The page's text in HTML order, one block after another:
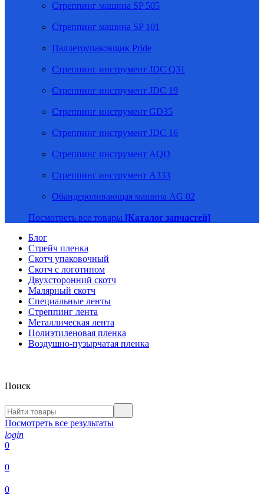
Стреппинг машина SP 505
Стреппинг машина SP 101
Паллетоупаковщик Pride
Стреппинг инструмент JDC Q31
Стреппинг инструмент JDC 19
Стреппинг инструмент GD35
Стреппинг инструмент JDC 16
Стреппинг инструмент AQD
Стреппинг инструмент A333
Обандероливающая машина AG 02
Посмотреть все товары [Каталог запчастей]
Блог
Стрейч пленка
Скотч упаковочный
Скотч с логотипом
Двухсторонний скотч
Малярный скотч
Специальные ленты
Стреппинг лента
Металлическая лента
Полиэтиленовая пленка
Воздушно-пузырчатая пленка
Поиск
Посмотреть все результаты
login
0
0
0